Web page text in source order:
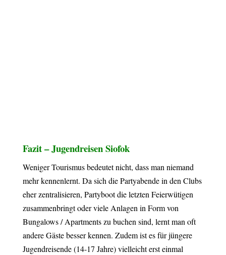
Fazit – Jugendreisen Siofok
Weniger Tourismus bedeutet nicht, dass man niemand
mehr kennenlernt. Da sich die Partyabende in den Clubs
eher zentralisieren, Partyboot die letzten Feierwütigen
zusammenbringt oder viele Anlagen in Form von
Bungalows / Apartments zu buchen sind, lernt man oft
andere Gäste besser kennen. Zudem ist es für jüngere
Jugendreisende (14-17 Jahre) vielleicht erst einmal